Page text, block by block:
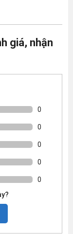
giá, nhận
0
0
0
0
0